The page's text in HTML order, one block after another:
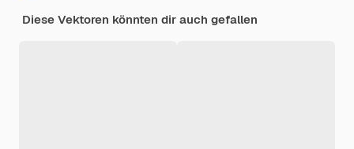
Diese Vektoren könnten dir auch gefallen